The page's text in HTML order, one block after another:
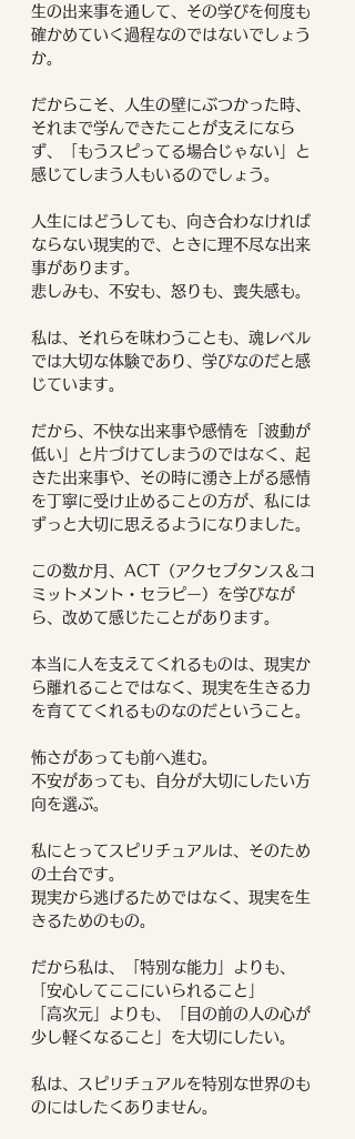
生の出来事を通して、その学びを何度も
確かめていく過程なのではないでしょう
か。
だからこそ、人生の壁にぶつかった時、
それまで学んできたことが支えになら
ず、「もうスピってる場合じゃない」と
感じてしまう人もいるのでしょう。
人生にはどうしても、向き合わなければ
ならない現実的で、ときに理不尽な出来
事があります。
悲しみも、不安も、怒りも、喪失感も。
私は、それらを味わうことも、魂レベル
では大切な体験であり、学びなのだと感
じています。
だから、不快な出来事や感情を「波動が
低い」と片づけてしまうのではなく、起
きた出来事や、その時に湧き上がる感情
を丁寧に受け止めることの方が、私には
ずっと大切に思えるようになりました。
この数か月、ACT（アクセプタンス＆コ
ミットメント・セラピー）を学びなが
ら、改めて感じたことがあります。
本当に人を支えてくれるものは、現実か
ら離れることではなく、現実を生きる力
を育ててくれるものなのだということ。
怖さがあっても前へ進む。
不安があっても、自分が大切にしたい方
向を選ぶ。
私にとってスピリチュアルは、そのため
の土台です。
現実から逃げるためではなく、現実を生
きるためのもの。
だから私は、「特別な能力」よりも、
「安心してここにいられること」
「高次元」よりも、「目の前の人の心が
少し軽くなること」を大切にしたい。
私は、スピリチュアルを特別な世界のも
のにはしたくありません。